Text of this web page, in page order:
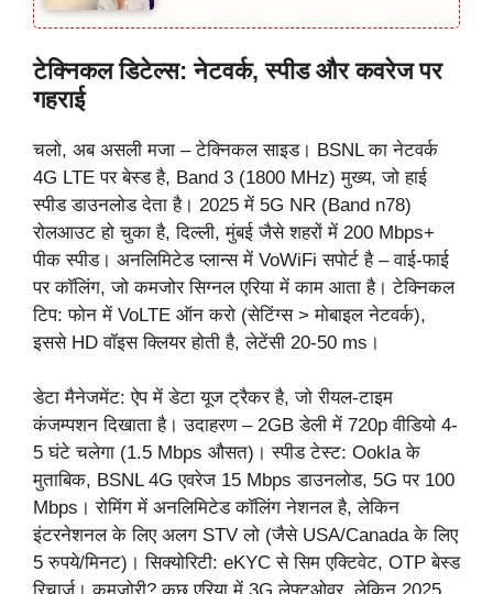
टेक्निकल डिटेल्स: नेटवर्क, स्पीड और कवरेज पर
गहराई
चलो, अब असली मजा – टेक्निकल साइड। BSNL का नेटवर्क
4G LTE पर बेस्ड है, Band 3 (1800 MHz) मुख्य, जो हाई
स्पीड डाउनलोड देता है। 2025 में 5G NR (Band n78)
रोलआउट हो चुका है, दिल्ली, मुंबई जैसे शहरों में 200 Mbps+
पीक स्पीड। अनलिमिटेड प्लान्स में VoWiFi सपोर्ट है – वाई-फाई
पर कॉलिंग, जो कमजोर सिग्नल एरिया में काम आता है। टेक्निकल
टिप: फोन में VoLTE ऑन करो (सेटिंग्स > मोबाइल नेटवर्क),
इससे HD वॉइस क्लियर होती है, लेटेंसी 20-50 ms।
डेटा मैनेजमेंट: ऐप में डेटा यूज ट्रैकर है, जो रीयल-टाइम
कंजम्पशन दिखाता है। उदाहरण – 2GB डेली में 720p वीडियो 4-
5 घंटे चलेगा (1.5 Mbps औसत)। स्पीड टेस्ट: Ookla के
मुताबिक, BSNL 4G एवरेज 15 Mbps डाउनलोड, 5G पर 100
Mbps। रोमिंग में अनलिमिटेड कॉलिंग नेशनल है, लेकिन
इंटरनेशनल के लिए अलग STV लो (जैसे USA/Canada के लिए
5 रुपये/मिनट)। सिक्योरिटी: eKYC से सिम एक्टिवेट, OTP बेस्ड